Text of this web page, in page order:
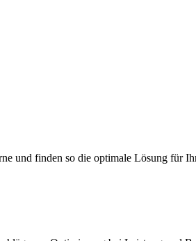
und finden so die optimale Lösung für